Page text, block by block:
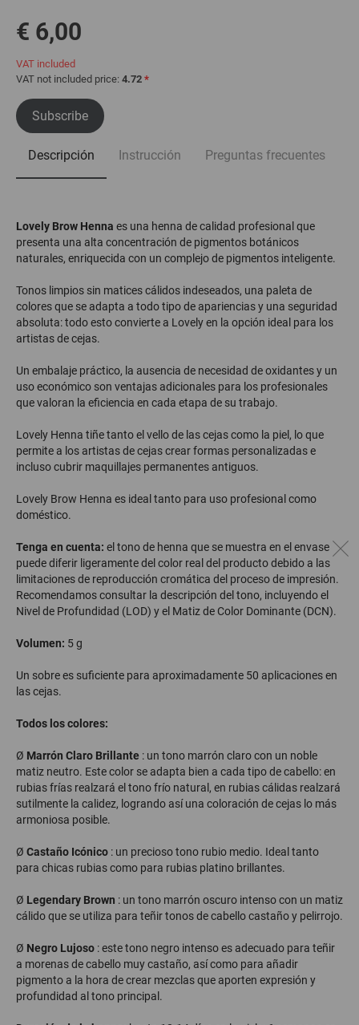
€ 6,00
VAT included
VAT not included price: 4.72 *
Subscribe
Descripción Instrucción Preguntas frecuentes
Lovely Brow Henna es una henna de calidad profesional que
presenta una alta concentración de pigmentos botánicos
naturales, enriquecida con un complejo de pigmentos inteligente.
Tonos limpios sin matices cálidos indeseados, una paleta de
colores que se adapta a todo tipo de apariencias y una seguridad
absoluta: todo esto convierte a Lovely en la opción ideal para los
artistas de cejas.
Un embalaje práctico, la ausencia de necesidad de oxidantes y un
uso económico son ventajas adicionales para los profesionales
que valoran la eficiencia en cada etapa de su trabajo.
Lovely Henna tiñe tanto el vello de las cejas como la piel, lo que
permite a los artistas de cejas crear formas personalizadas e
incluso cubrir maquillajes permanentes antiguos.
Lovely Brow Henna es ideal tanto para uso profesional como
doméstico.
Tenga en cuenta: el tono de henna que se muestra en el envase
puede diferir ligeramente del color real del producto debido a las
limitaciones de reproducción cromática del proceso de impresión.
Recomendamos consultar la descripción del tono, incluyendo el
Nivel de Profundidad (LOD) y el Matiz de Color Dominante (DCN).
Volumen: 5 g
Un sobre es suficiente para aproximadamente 50 aplicaciones en
las cejas.
Todos los colores:
Ø Marrón Claro Brillante : un tono marrón claro con un noble
matiz neutro. Este color se adapta bien a cada tipo de cabello: en
rubias frías realzará el tono frío natural, en rubias cálidas realzará
sutilmente la calidez, logrando así una coloración de cejas lo más
armoniosa posible.
Ø Castaño Icónico : un precioso tono rubio medio. Ideal tanto
para chicas rubias como para rubias platino brillantes.
Ø Legendary Brown : un tono marrón oscuro intenso con un matiz
cálido que se utiliza para teñir tonos de cabello castaño y pelirrojo.
Ø Negro Lujoso : este tono negro intenso es adecuado para teñir
a morenas de cabello muy castaño, así como para añadir
pigmento a la hora de crear mezclas que aporten expresión y
profundidad al tono principal.